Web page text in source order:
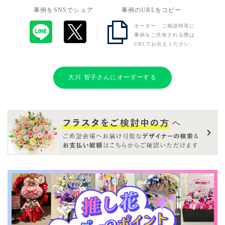
事例をSNSでシェア 事例のURLをコピー
オーダー・ご相談時等に
事例をご共有される際は
URLでお伝えください。
大川 智子さんにオーダーする